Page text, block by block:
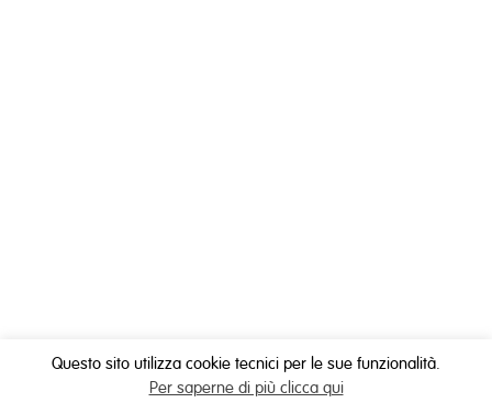
Questo sito utilizza cookie tecnici per le sue funzionalità.
Per saperne di più clicca qui